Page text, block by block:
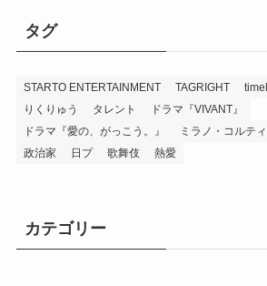
タグ
STARTO ENTERTAINMENT TAGRIGHT
りくりゅう
タレント
ドラマ『VIVANT』
ドラマ『愛の、がっこう。』
ミラノ・コルテ
政治家
日プ 歌舞伎 熱愛
カテゴリー